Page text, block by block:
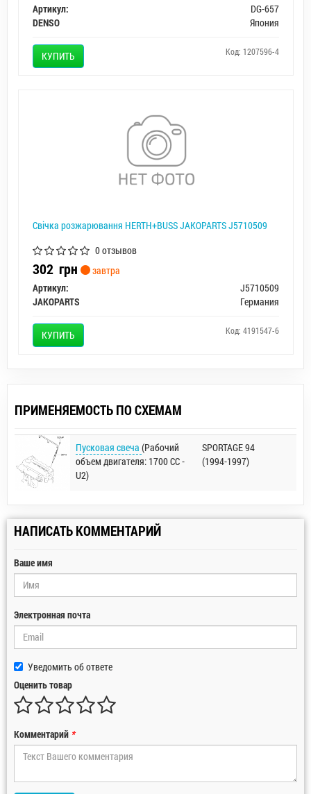
Артикул:
DG-657
DENSO
Япония
КУПИТЬ Код: 1207596-4
Свічка розжарювання HERTH+BUSS JAKOPARTS J5710509
0 отзывов
302 грн
завтра
Артикул:
J5710509
JAKOPARTS
Германия
КУПИТЬ Код: 4191547-6
ПРИМЕНЯЕМОСТЬ ПО СХЕМАМ
Пусковая свеча (Рабочий
объем двигателя: 1700 CC -
U2)
SPORTAGE 94
(1994-1997)
НАПИСАТЬ КОММЕНТАРИЙ
Ваше имя
Электронная почта
Уведомить об ответе
Оценить товар
Комментарий *